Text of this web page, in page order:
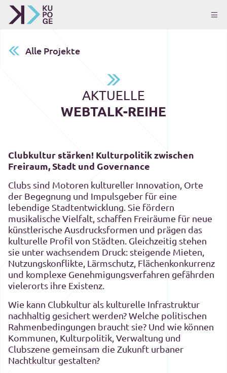
Alle Projekte
AKTUELLE
WEBTALK-REIHE
Clubkultur stärken! Kulturpolitik zwischen
Freiraum, Stadt und Governance
Clubs sind Motoren kultureller Innovation, Orte
der Begegnung und Impulsgeber für eine
lebendige Stadtentwicklung. Sie fördern
musikalische Vielfalt, schaffen Freiräume für neue
künstlerische Ausdrucksformen und prägen das
kulturelle Profil von Städten. Gleichzeitig stehen
sie unter wachsendem Druck: steigende Mieten,
Nutzungskonflikte, Lärmschutz, Flächenkonkurrenz
und komplexe Genehmigungsverfahren gefährden
vielerorts ihre Existenz.
Wie kann Clubkultur als kulturelle Infrastruktur
nachhaltig gesichert werden? Welche politischen
Rahmenbedingungen braucht sie? Und wie können
Kommunen, Kulturpolitik, Verwaltung und
Clubszene gemeinsam die Zukunft urbaner
Nachtkultur gestalten?